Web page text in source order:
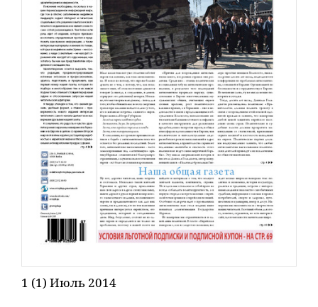
1 (1) Июль 2014